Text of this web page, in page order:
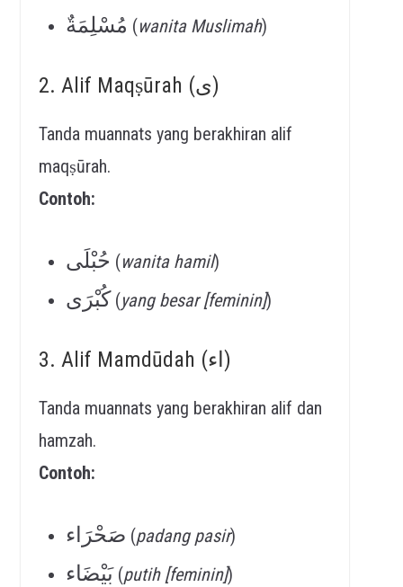
مُسْلِمَةٌ (wanita Muslimah)
2. Alif Maqṣūrah (ى)
Tanda muannats yang berakhiran alif
maqṣūrah.
Contoh:
حُبْلَى (wanita hamil)
كُبْرَى(yang besar [feminin])
3. Alif Mamdūdah (اء)
Tanda muannats yang berakhiran alif dan
hamzah.
Contoh:
صَحْرَاء (padang pasir)
بَيْضَاء(putih [feminin])